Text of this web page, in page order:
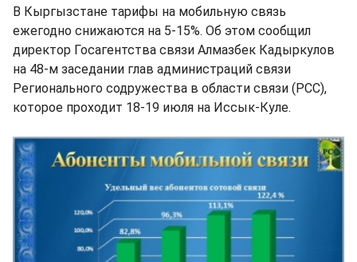
В Кыргызстане тарифы на мобильную связь
ежегодно снижаются на 5-15%. Об этом сообщил
директор Госагентства связи Алмазбек Кадыркулов
на 48-м заседании глав администраций связи
Регионального содружества в области связи (РСС),
которое проходит 18-19 июля на Иссык-Куле.